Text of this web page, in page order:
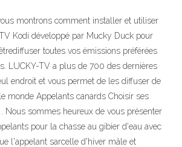
montrons comment installer et utiliser
Kodi développé par Mucky Duck pour
toutes vos émissions préférées
LUCKY-TV a plus de 700 des dernières
endroit et vous permet de les diffuser de
monde Appelants canards Choisir ses
Nous sommes heureux de vous présenter
pour la chasse au gibier d'eau avec
l'appelant sarcelle d'hiver mâle et